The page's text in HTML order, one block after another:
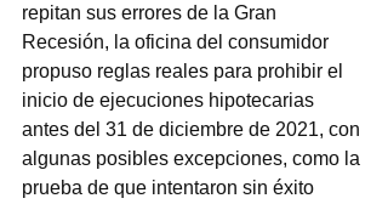
repitan sus errores de la Gran
Recesión, la oficina del consumidor
propuso reglas reales para prohibir el
inicio de ejecuciones hipotecarias
antes del 31 de diciembre de 2021, con
algunas posibles excepciones, como la
prueba de que intentaron sin éxito